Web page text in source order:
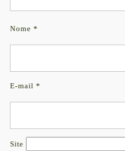
Nome *
E-mail *
Site